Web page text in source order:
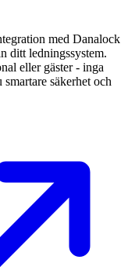
med Danalock
ditt ledningssystem.
eller gäster - inga
säkerhet och